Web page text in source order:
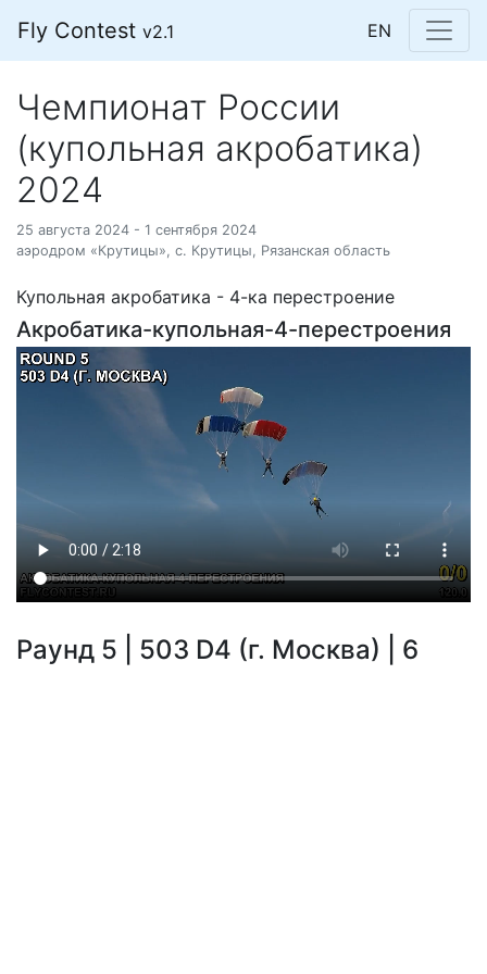
Fly Contest v2.1 EN
Чемпионат России
(купольная акробатика)
2024
25 августа 2024 - 1 сентября 2024
аэродром «Крутицы», с. Крутицы, Рязанская область
Купольная акробатика - 4-ка перестроение
Акробатика-купольная-4-перестроения
Раунд 5 | 503 D4 (г. Москва) | 6